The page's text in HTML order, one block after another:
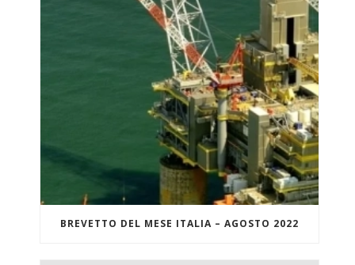
BREVETTO DEL MESE ITALIA – AGOSTO 2022